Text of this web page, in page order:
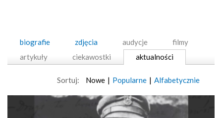
biografie zdjęcia audycje
filmy
artykuły
ciekawostki aktualności
Sortuj: Nowe | Popularne | Alfabetycznie